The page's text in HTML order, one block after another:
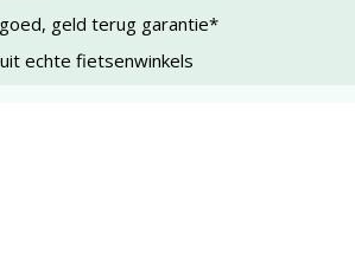
geld terug garantie*
uit echte fietsenwinkels